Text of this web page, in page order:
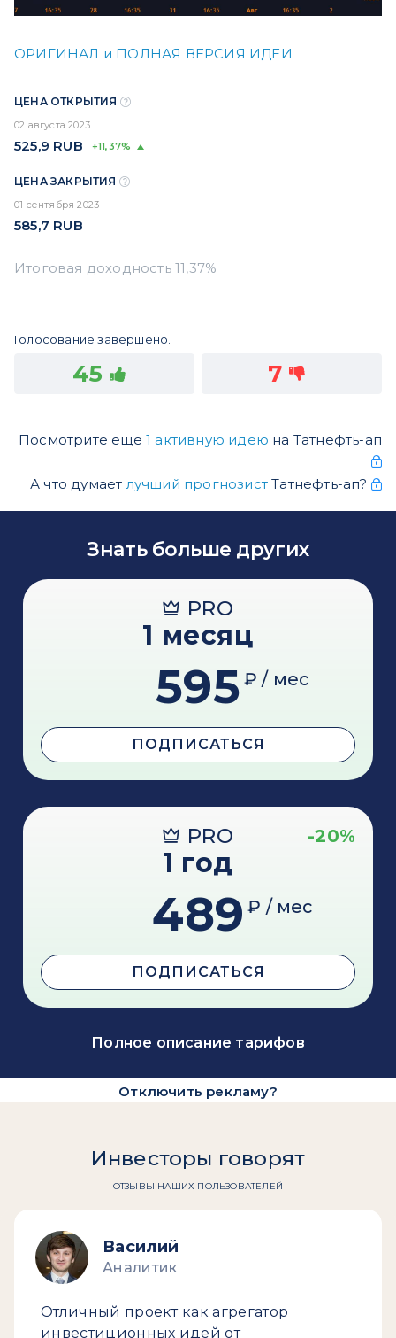
ОРИГИНАЛ и ПОЛНАЯ ВЕРСИЯ ИДЕИ
ЦЕНА ОТКРЫТИЯ
02 августа 2023
525,9 RUB +11,37%
ЦЕНА ЗАКРЫТИЯ
01 сентября 2023
585,7 RUB
Голосование завершено.
45 7
Посмотрите еще 1 активную идею на Татнефть-ап
А что думает лучший прогнозистТатнефть-ап?
Знать больше других
PRO
1 месяц
595 ₽ / мес
ПОДПИСАТЬСЯ
PRO -20%
1 год
489 ₽ / мес
ПОДПИСАТЬСЯ
Полное описание тарифов
Отключить рекламу?
Инвесторы говорят
ОТЗЫВЫ НАШИХ ПОЛЬЗОВАТЕЛЕЙ
Василий
Аналитик
Отличный проект как агрегатор
инвестиционных идей от